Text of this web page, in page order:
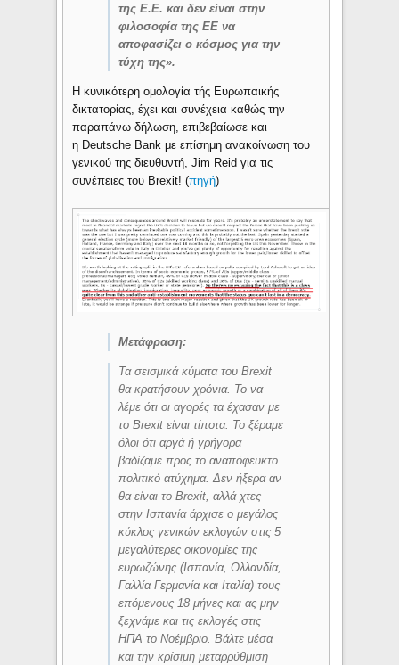
της Ε.Ε. και δεν είναι στην
φιλοσοφία της ΕΕ να
αποφασίζει ο κόσμος για την
τύχη της».
Η κυνικότερη ομολογία τής Ευρωπαικής
δικτατορίας, έχει και συνέχεια καθώς την
παραπάνω δήλωση, επιβεβαίωσε και
η Deutsche Bank με επίσημη ανακοίνωση του
γενικού της διευθυντή, Jim Reid για τις
συνέπειες του Brexit! (πηγή)
Μετάφραση:
Τα σεισμικά κύματα του Brexit
θα κρατήσουν χρόνια. Το να
λέμε ότι οι αγορές τα έχασαν με
το Brexit είναι τίποτα. Το ξέραμε
όλοι ότι αργά ή γρήγορα
βαδίζαμε προς το αναπόφευκτο
πολιτικό ατύχημα. Δεν ήξερα αν
θα είναι το Brexit, αλλά χτες
στην Ισπανία άρχισε ο μεγάλος
κύκλος γενικών εκλογών στις 5
μεγαλύτερες οικονομίες της
ευρωζώνης (Ισπανία, Ολλανδία,
Γαλλία Γερμανία και Ιταλία) τους
επόμενους 18 μήνες και ας μην
ξεχνάμε και τις εκλογές στις
ΗΠΑ το Νοέμβριο. Βάλτε μέσα
και την κρίσιμη μεταρρύθμιση